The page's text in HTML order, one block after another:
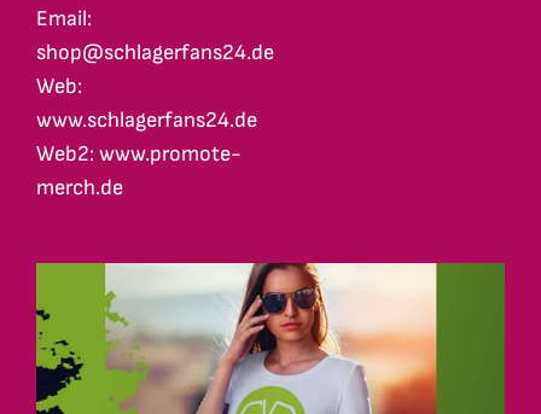
Email:
shop@schlagerfans24.de
Web:
www.schlagerfans24.de
Web2: www.promote-
merch.de